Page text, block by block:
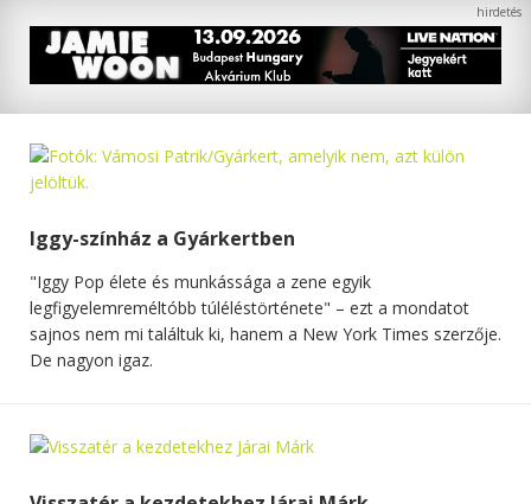
Iggy-színház a Gyárkertben
"Iggy Pop élete és munkássága a zene egyik
legfigyelemreméltóbb túléléstörténete" – ezt a mondatot
sajnos nem mi találtuk ki, hanem a New York Times szerzője.
De nagyon igaz.